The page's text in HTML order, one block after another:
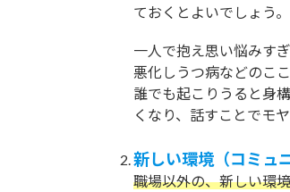
ておくとよいでしょう。
一人で抱え思い悩みす
悪化しうつ病などのこ
誰でも起こりうると身
くなり、話すことでモ
新しい環境（コミュ
職場以外の、新しい環